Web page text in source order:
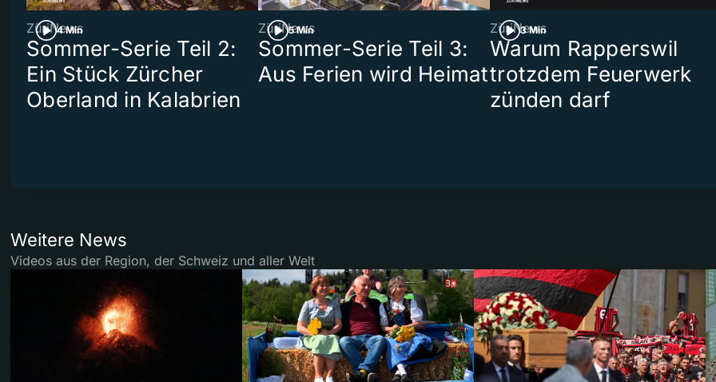
4 Min
ZüriNews
Sommer-Serie Teil 2:
Ein Stück Zürcher
Oberland in Kalabrien
5 Min
ZüriNews
Sommer-Serie Teil 3:
Aus Ferien wird Heimat
3 Min
ZüriNews
Warum Rapperswil
trotzdem Feuerwerk
zünden darf
Weitere News
Videos aus der Region, der Schweiz und aller Welt